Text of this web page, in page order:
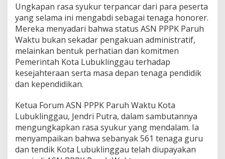
D
M
L
b
u
k
L
i
g
a
u
Ungkapan rasa syukur terpancar dari para peserta
yang selama ini mengabdi sebagai tenaga honorer.
Mereka menyadari bahwa status ASN PPPK Paruh
Waktu bukan sekadar pengakuan administratif,
melainkan bentuk perhatian dan komitmen
Pemerintah Kota Lubuklinggau terhadap
kesejahteraan serta masa depan tenaga pendidik
dan kependidikan.
Ketua Forum ASN PPPK Paruh Waktu Kota
Lubuklinggau, Jendri Putra, dalam sambutannya
mengungkapkan rasa syukur yang mendalam. Ia
menyampaikan bahwa sebanyak 561 tenaga guru
dan tendik Kota Lubuklinggau telah diupayakan